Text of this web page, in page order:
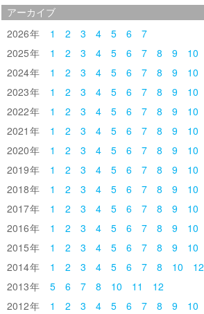
アーカイブ
2026 1 2 3 4 5 6
7
2025
1 2 3 4 5 6 7 8 9 10
2024
1 2 3 4 5 6 7 8 9 10
2023
1 2 3 4 5 6 7 8 9 10
2022
1 2 3 4 5 6 7 8 9 10
2021
1 2 3 4 5 6 7 8 9 10
2020
1 2 3 4 5 6 7 8 9 10
2019
1 2 3 4 5 6 7 8 9 10
2018
1 2 3 4 5 6 7 8 9 10
2017
1 2 3 4 5 6 7 8 9 10
2016
1 2 3 4 5 6 7 8 9 10
2015
1 2 3 4 5 6 7 8 9 10
2014
1 2 3 4 5 6 7 8 10
12
2013
5 6 7 8 10 11
12
2012
1 2 3 4 5 6 7 8 9 10